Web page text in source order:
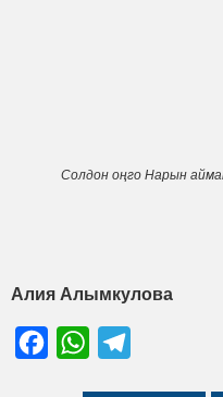
Солдон оңго Нарын
Алия Алымкулова
FacebookWhatsApp